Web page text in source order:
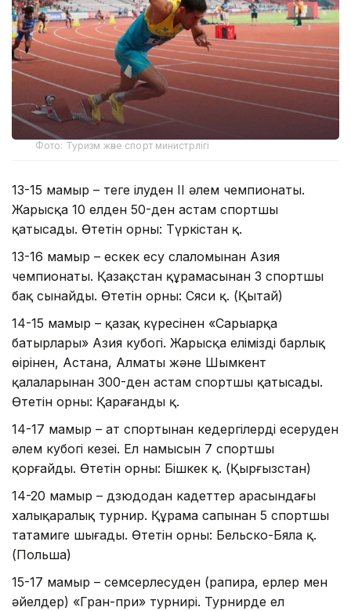
Фото: Туризм және спорт министрлігі
13-15 мамыр – теңге ілуден II әлем чемпионаты.
Жарысқа 10 елден 50-ден астам спортшы
қатысады. Өтетін орны: Түркістан қ.
13-16 мамыр – ескек есу слаломынан Азия
чемпионаты. Қазақстан құрамасынан 3 спортшы
бақ сынайды. Өтетін орны: Сяси қ. (Қытай)
14-15 мамыр – қазақ күресінен «Сарыарқа
батырлары» Азия кубогі. Жарысқа еліміздің барлық
өңірінен, Астана, Алматы және Шымкент
қалаларынан 300-ден астам спортшы қатысады.
Өтетін орны: Қарағанды қ.
14-17 мамыр – ат спортынан кедергілерді еңсеруден
әлем кубогі кезеңі. Ел намысын 7 спортшы
қорғайды. Өтетін орны: Бішкек қ. (Қырғызстан)
14-20 мамыр – дзюдодан кадеттер арасындағы
халықаралық турнир. Құрама сапынан 5 спортшы
татамиге шығады. Өтетін орны: Бельско-Бяла қ.
(Польша)
15-17 мамыр – семсерлесуден (рапира, ерлер мен
әйелдер) «Гран-при» турнирі. Турнирде ел